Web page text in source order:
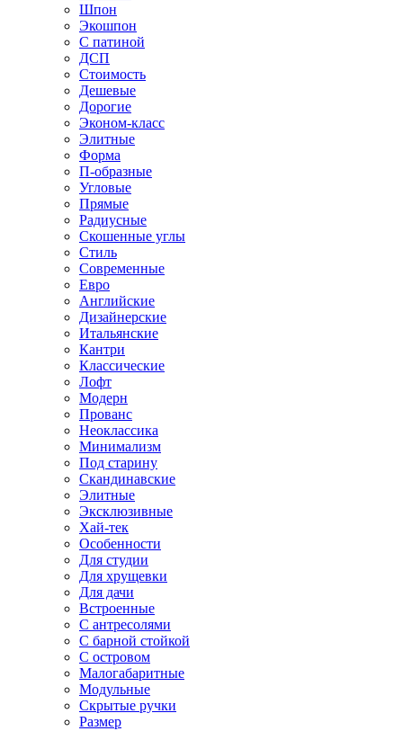
Шпон
Экошпон
С патиной
ДСП
Стоимость
Дешевые
Дорогие
Эконом-класс
Элитные
Форма
П-образные
Угловые
Прямые
Радиусные
Скошенные углы
Стиль
Современные
Евро
Английские
Дизайнерские
Итальянские
Кантри
Классические
Лофт
Модерн
Прованс
Неоклассика
Минимализм
Под старину
Скандинавские
Элитные
Эксклюзивные
Хай-тек
Особенности
Для студии
Для хрущевки
Для дачи
Встроенные
С антресолями
С барной стойкой
С островом
Малогабаритные
Модульные
Скрытые ручки
Размер